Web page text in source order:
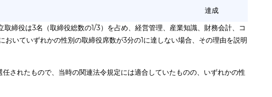
達成
締役は3名（取締役総数の1/3）を占め、経営管理、産業知識、財務会計、コ
いていずれかの性別の取締役席数が3分の1に達しない場合、その理由を説明
されたもので、当時の関連法令規定には適合していたものの、いずれかの性